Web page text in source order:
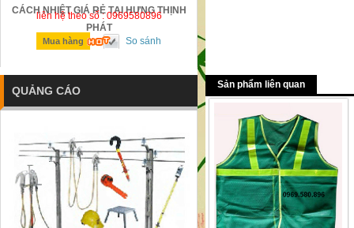
Sản phẩm liên quan
CÁCH NHIỆT GIÁ RẺ TẠI HƯNG THỊNH
PHÁT
liên hệ theo số : 0969580896
Mua hàng So sánh
QUẢNG CÁO